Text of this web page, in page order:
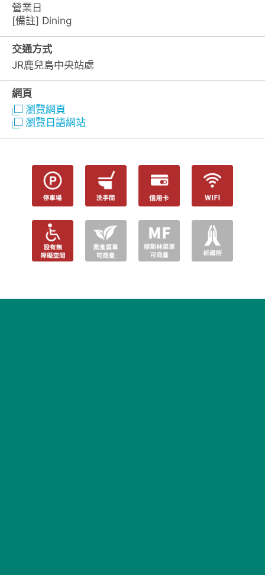
營業日
[備註] Dining
交通方式
JR鹿兒島中央站處
網頁
瀏覽網頁
瀏覽日語網站